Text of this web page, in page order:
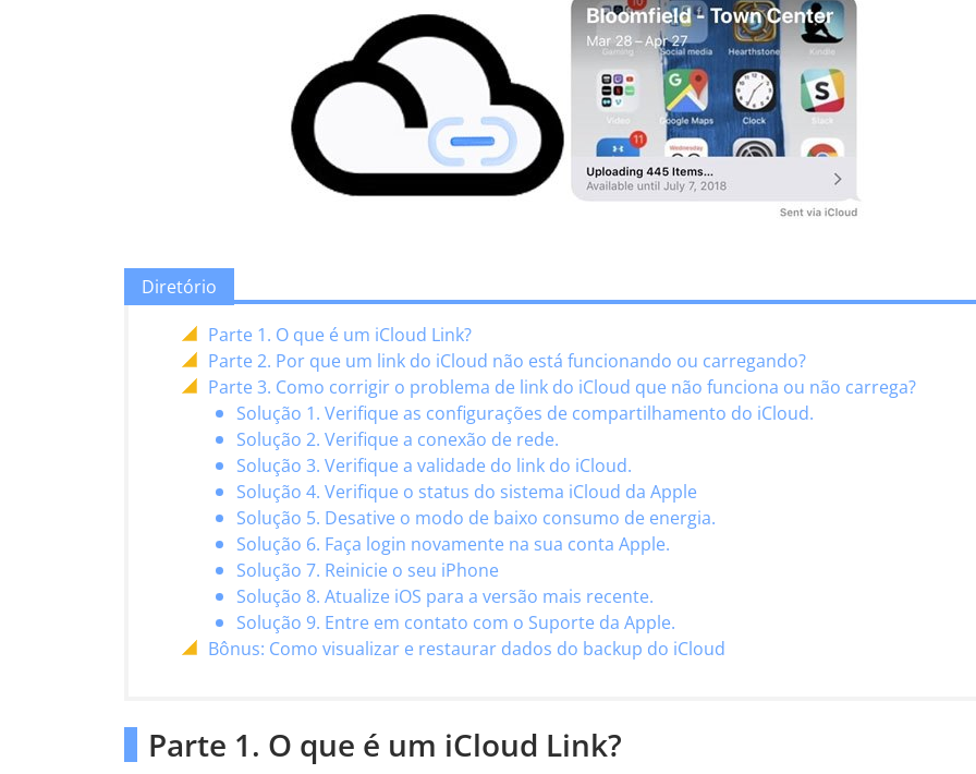
Diretório
Parte 1. O que é um iCloud Link?
Parte 2. Por que um link do iCloud não está funcionando ou carregando?
Parte 3. Como corrigir o problema de link do iCloud que não funciona ou não carrega?
Solução 1. Verifique as configurações de compartilhamento do iCloud.
Solução 2. Verifique a conexão de rede.
Solução 3. Verifique a validade do link do iCloud.
Solução 4. Verifique o status do sistema iCloud da Apple
Solução 5. Desative o modo de baixo consumo de energia.
Solução 6. Faça login novamente na sua conta Apple.
Solução 7. Reinicie o seu iPhone
Solução 8. Atualize iOS para a versão mais recente.
Solução 9. Entre em contato com o Suporte da Apple.
Bônus: Como visualizar e restaurar dados do backup do iCloud
Parte 1. O que é um iCloud Link?